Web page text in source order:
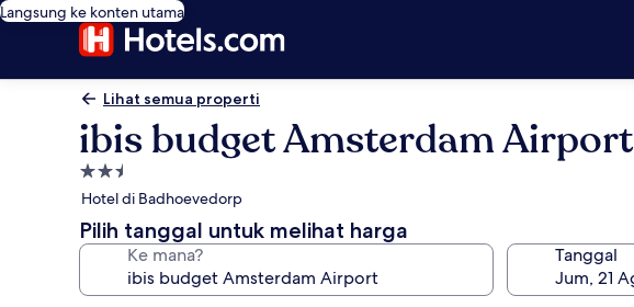
Langsung ke konten utama
Lihat semua properti
ibis budget Amsterdam Airport
Properti
bintang
2.5
Hotel di Badhoevedorp
Pilih tanggal untuk melihat harga
Ke mana? Tanggal